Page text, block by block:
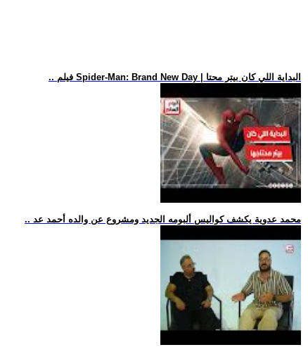
.. فيلم Spider-Man: Brand New Day | البداية اللي كان بيتر محتا
.. محمد عدوية يكشف كواليس ألبومه الجديد ومشروع عن والده أحمد عد